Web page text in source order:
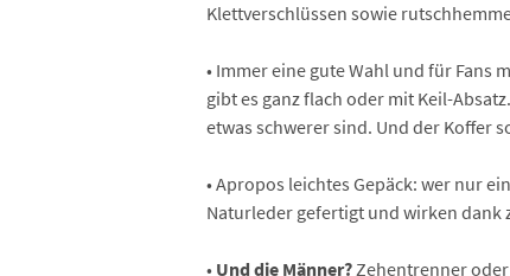
Klettverschlüssen sowie
• Immer eine gute Wahl und für
gibt es ganz flach oder mit Keil-
etwas schwerer sind. Und der Koffer
• Apropos leichtes Gepäck: wer nur
Naturleder gefertigt und wirken dank
• Und die Männer?Zehentrenner